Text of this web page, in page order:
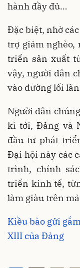
hành đầy đủ…
Đặc biệt, nhờ
trợ giảm nghèo,
triển sản xuất
vậy, người dân
vào đường lối
Người dân
kì tới, Đảng và
đầu tư phát
Đại hội này các
trình, chính
triển kinh tế,
làm giàu trên
Kiều bào gửi
XIII của Đảng